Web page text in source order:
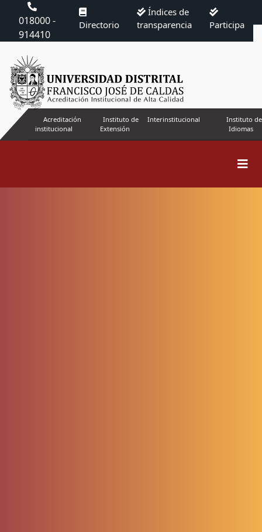
018000 -
914410
Directorio
Índices de
transparencia
Participa
Acreditación
institucional
Instituto de
Extensión
Interinstitucional
Instituto de
Idiomas